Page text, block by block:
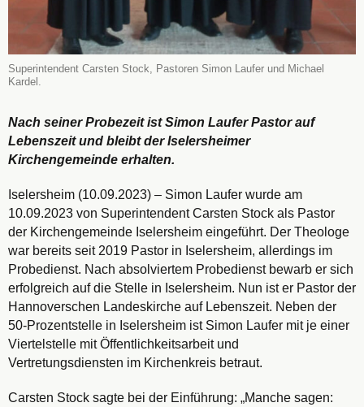
Superintendent Carsten Stock, Pastoren Simon Laufer und Michael
Kardel.
Nach seiner Probezeit ist Simon Laufer Pastor auf
Lebenszeit und bleibt der Iselersheimer
Kirchengemeinde erhalten.
Iselersheim (10.09.2023) – Simon Laufer wurde am
10.09.2023 von Superintendent Carsten Stock als Pastor
der Kirchengemeinde Iselersheim eingeführt. Der Theologe
war bereits seit 2019 Pastor in Iselersheim, allerdings im
Probedienst. Nach absolviertem Probedienst bewarb er sich
erfolgreich auf die Stelle in Iselersheim. Nun ist er Pastor der
Hannoverschen Landeskirche auf Lebenszeit. Neben der
50-Prozentstelle in Iselersheim ist Simon Laufer mit je einer
Viertelstelle mit Öffentlichkeitsarbeit und
Vertretungsdiensten im Kirchenkreis betraut.
Carsten Stock sagte bei der Einführung: „Manche sagen: